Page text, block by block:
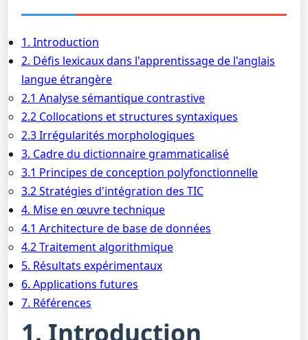
1. Introduction
2. Défis lexicaux dans l'apprentissage de l'anglais
langue étrangère
2.1 Analyse sémantique contrastive
2.2 Collocations et structures syntaxiques
2.3 Irrégularités morphologiques
3. Cadre du dictionnaire grammaticalisé
3.1 Principes de conception polyfonctionnelle
3.2 Stratégies d'intégration des TIC
4. Mise en œuvre technique
4.1 Architecture de base de données
4.2 Traitement algorithmique
5. Résultats expérimentaux
6. Applications futures
7. Références
1. Introduction